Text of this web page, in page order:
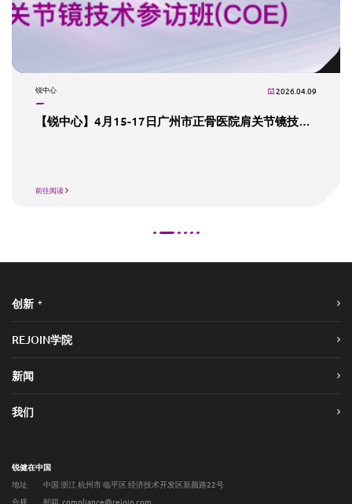
2026.04.09
锐中心
【锐中心】4月15-17日广州市正骨医院肩关节镜技术参访班（COE）
前往阅读
创新 +
REJOIN学院
新闻
我们
锐健在中国
地址
中国 浙江 杭州市 临平区 经济技术开发区新颜路22号
合规
邮箱 compliance@rejoin.com